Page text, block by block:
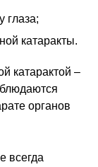
глаза;
катаракты.
катарактой –
органов
всегда